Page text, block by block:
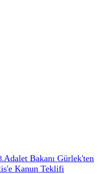
.Adalet Bakanı Gürlek'ten
Kanun Teklifi